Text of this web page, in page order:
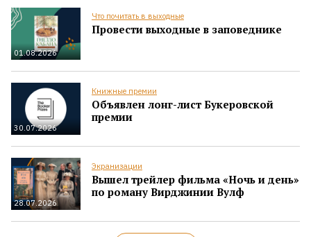
01.08.2026
Что почитать в выходные
Провести выходные в заповеднике
30.07.2026
Книжные премии
Объявлен лонг-лист Букеровской
премии
28.07.2026
Экранизации
Вышел трейлер фильма «Ночь и день»
по роману Вирджинии Вулф